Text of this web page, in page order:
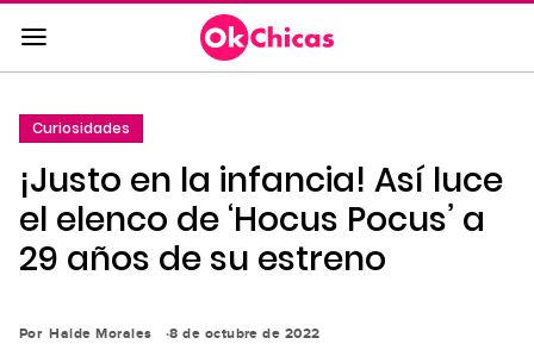
Saltar
al
contenido
a
la
navegación
principal
Curiosidades
¡Justo en la infancia! Así luce
el elenco de ‘Hocus Pocus’ a
29 años de su estreno
Por Haide Morales 8 de octubre de 2022